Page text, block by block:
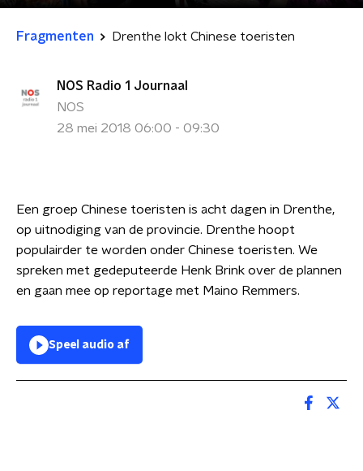
Fragmenten Drenthe lokt Chinese toeristen
NOS Radio 1 Journaal
NOS
28 mei 2018 06:00 - 09:30
Een groep Chinese toeristen is acht dagen in Drenthe,
op uitnodiging van de provincie. Drenthe hoopt
populairder te worden onder Chinese toeristen. We
spreken met gedeputeerde Henk Brink over de plannen
en gaan mee op reportage met Maino Remmers.
Speel audio af